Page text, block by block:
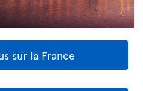
sur la France